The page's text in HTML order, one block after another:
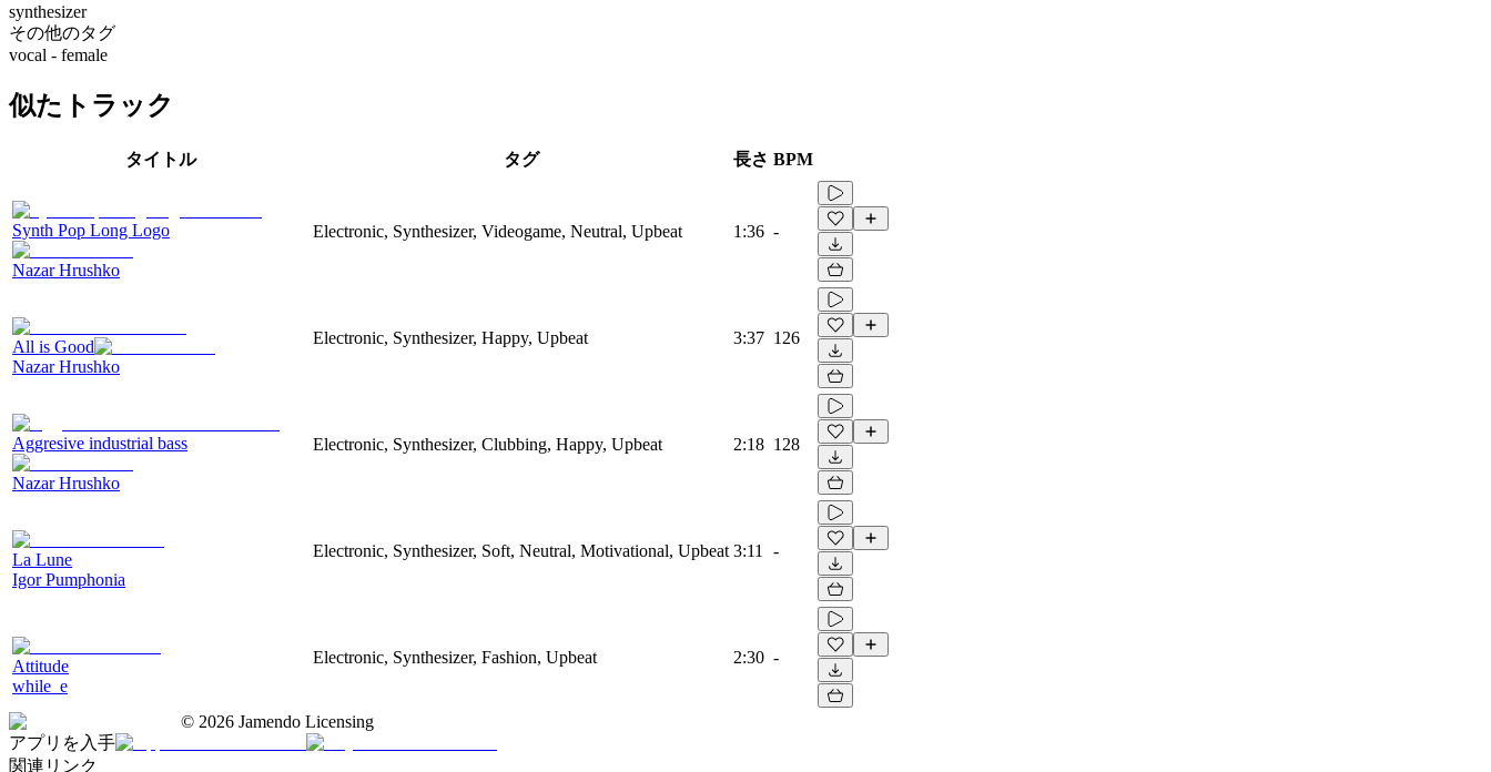
synthesizer
その他のタグ
vocal - female
似たトラック
タイトル タグ 長さ BPM
Synth Pop Long Logo
Nazar Hrushko
Electronic, Synthesizer, Videogame, Neutral, Upbeat 1:36 -
All is Good
Nazar Hrushko
Electronic, Synthesizer, Happy, Upbeat 3:37 126
Aggresive industrial bass
Nazar Hrushko
Electronic, Synthesizer, Clubbing, Happy, Upbeat 2:18 128
La Lune
Igor Pumphonia
Electronic, Synthesizer, Soft, Neutral, Motivational, Upbeat 3:11 -
Attitude
while_e
Electronic, Synthesizer, Fashion, Upbeat 2:30 -
© 2026 Jamendo Licensing
アプリを入手
関連リンク